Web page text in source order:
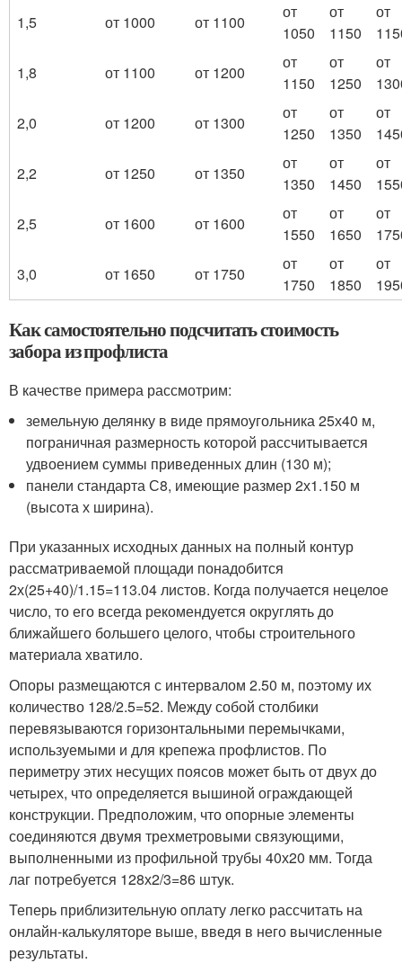
1,5
от 1000 от 1100
от
1050
от
1150
от
1,8
от 1100 от 1200
от
1150
от
1250
от
2,0
от 1200 от 1300
от
1250
от
1350
от
2,2
от 1250 от 1350
от
1350
от
1450
от
2,5
от 1600 от 1600
от
1550
от
1650
от
3,0
от 1650 от 1750
от
1750
от
1850
от
Как самостоятельно подсчитать стоимость
забора из профлиста
В качестве примера рассмотрим:
земельную делянку в виде прямоугольника 25х40 м,
пограничная размерность которой рассчитывается
удвоением суммы приведенных длин (130 м);
панели стандарта С8, имеющие размер 2х1.150 м
(высота х ширина).
При указанных исходных данных на полный контур
рассматриваемой площади понадобится
2х(25+40)/1.15=113.04 листов. Когда получается нецелое
число, то его всегда рекомендуется округлять до
ближайшего большего целого, чтобы строительного
материала хватило.
Опоры размещаются с интервалом 2.50 м, поэтому их
количество 128/2.5=52. Между собой столбики
перевязываются горизонтальными перемычками,
используемыми и для крепежа профлистов. По
периметру этих несущих поясов может быть от двух до
четырех, что определяется вышиной ограждающей
конструкции. Предположим, что опорные элементы
соединяются двумя трехметровыми связующими,
выполненными из профильной трубы 40х20 мм. Тогда
лаг потребуется 128х2/3=86 штук.
Теперь приблизительную оплату легко рассчитать на
онлайн-калькуляторе выше, введя в него вычисленные
результаты.